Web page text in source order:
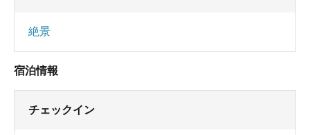
絶景
宿泊情報
チェックイン